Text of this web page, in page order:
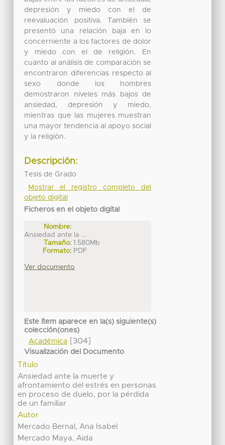
depresión y miedo con el de
reevaluación positiva. También se
presentó una relación baja en lo
concerniente a los factores de dolor
y miedo con el de religión. En
cuanto al análisis de comparación se
encontraron diferencias respecto al
sexo donde los hombres
demostraron niveles más bajos de
ansiedad, depresión y miedo,
mientras que las mujeres muestran
una mayor tendencia al apoyo social
y la religión.
Descripción:
Tesis de Grado
Mostrar el registro completo del
objeto digital
Ficheros en el objeto digital
Nombre:
Ansiedad ante la ...
Tamaño: 1.580Mb
Formato: PDF
Ver documento
Este ítem aparece en la(s) siguiente(s)
colección(ones)
Académica[304]
Visualización del Documento
Título
Ansiedad ante la muerte y
afrontamiento del estrés en personas
en proceso de duelo, por la pérdida
de un familiar
Autor
Mercado Bernal, Ana Isabel
Mercado Maya, Aida